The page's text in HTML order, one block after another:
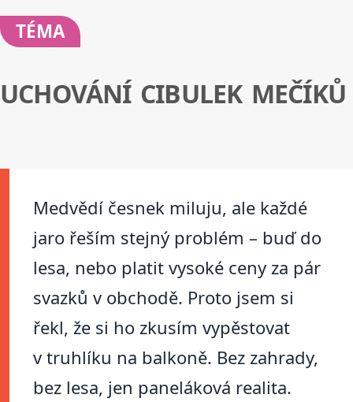
TÉMA
UCHOVÁNÍ CIBULEK MEČÍKŮ
Medvědí česnek miluju, ale každé
jaro řeším stejný problém – buď do
lesa, nebo platit vysoké ceny za pár
svazků v obchodě. Proto jsem si
řekl, že si ho zkusím vypěstovat
v truhlíku na balkoně. Bez zahrady,
bez lesa, jen paneláková realita.